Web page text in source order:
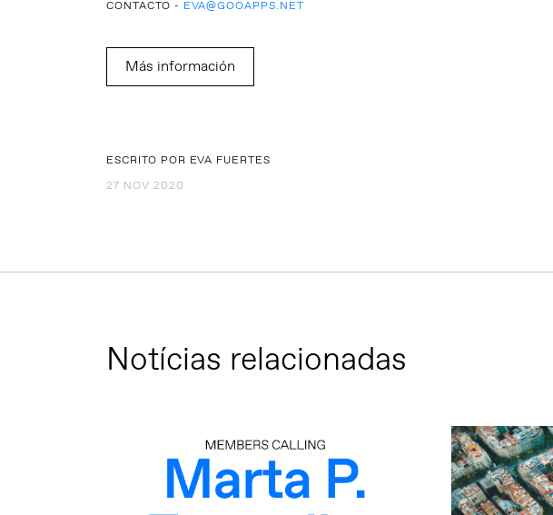
CONTACTO - EVA@GOOAPPS.NET
Más información
ESCRITO POR EVA FUERTES
27 NOV 2020
Notícias relacionadas